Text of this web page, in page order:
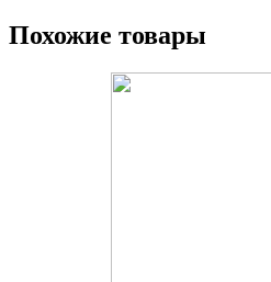
Похожие товары